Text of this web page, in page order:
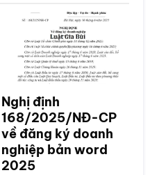
Nghị định
168/2025/NĐ-CP
về đăng ký doanh
nghiệp bản word
2025